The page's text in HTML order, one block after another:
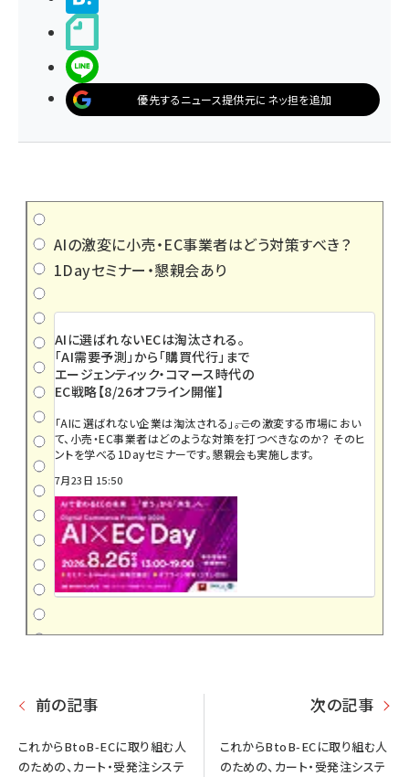
優先するニュース提供元にネッ担を追加
AIの激変に小売・EC事業者はどう対策すべき？
1Dayセミナー・懇親会あり
AIに選ばれないECは淘汰される。
「AI需要予測」から「購買代行」まで
エージェンティック・コマース時代の
EC戦略【8/26オフライン開催】
「AIに選ばれない企業は淘汰される」――。この激変する市場におい
て、小売・EC事業者はどのような対策を打つべきなのか？ そのヒ
ントを学べる1Dayセミナーです。懇親会も実施します。
7月23日 15:50
前の記事
これからBtoB-ECに取り組む人
のための、カート・受発注システ
次の記事
これからBtoB-ECに取り組む人
のための、カート・受発注システ